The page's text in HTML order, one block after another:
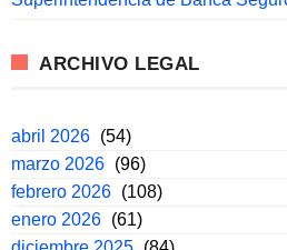
ARCHIVO LEGAL
abril 2026 (54)
marzo 2026 (96)
febrero 2026 (108)
enero 2026 (61)